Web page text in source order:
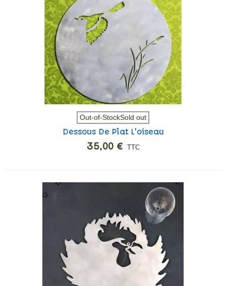
Out-of-StockSold out
Dessous De Plat L'oiseau
35,00 € TTC